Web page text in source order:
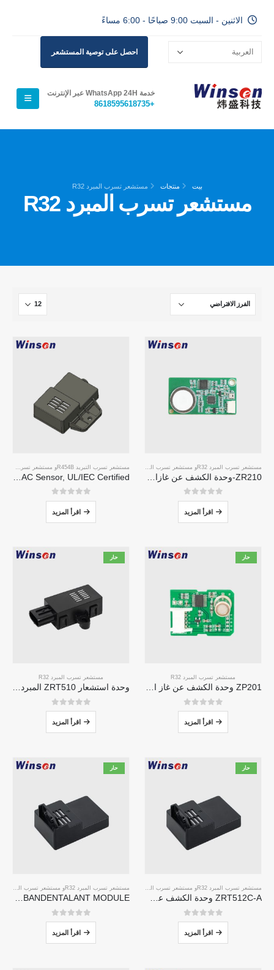
الاثنين - السبت 9:00 صباحًا - 6:00 مساءً
احصل على توصية المستشعر
خدمة WhatsApp 24H عبر الإنترنت
+8618595618735
بيت منتجات مستشعر تسرب المبرد R32
مستشعر تسرب المبرد R32
مستشعر تسرب المبرد R32 و مستشعر تسرب التبريد R454B
0من 5
اقرأ المزيد
مستشعر تسرب التبريد R454B و مستشعر تسرب المبرد R32
0من 5
اقرأ المزيد
حار
مستشعر تسرب المبرد R32
ZP201 وحدة الكشف عن غاز التبريد | استشعار تسرب R32 عالية الحساسية
0من 5
اقرأ المزيد
حار
مستشعر تسرب المبرد R32
وحدة استشعار ZRT510 المبرد R32-مستشعر مبرد NDIR عالي الأداء
0من 5
اقرأ المزيد
حار
مستشعر تسرب المبرد R32 و مستشعر تسرب المبرد R290 ومستشعر تسرب التبريد R454B
ZRT512C-A وحدة الكشف عن التبريد | مستشعر غاز NDIR لـ R32 ، R454B ، R290 | إمدادات طاقة الجهد العريض
0من 5
اقرأ المزيد
حار
مستشعر تسرب المبرد R32 و مستشعر تسرب المبرد R290
ZRT512C-B-BANDENTALANT MODULE | مستشعر غاز NDIR منخفض الجهد لـ R32 ، R454B ، R290
0من 5
اقرأ المزيد